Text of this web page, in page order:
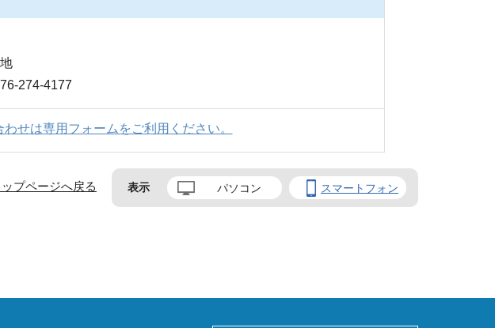
274-4177
せは専用フォームをご利用ください。
ップページへ戻る 表示 パソコン スマートフォン